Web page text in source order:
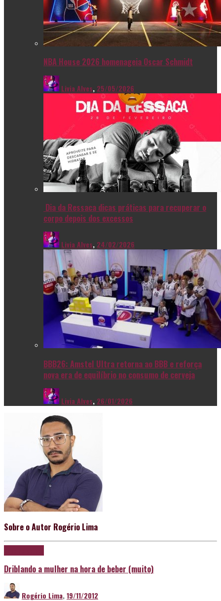
NBA House 2026 homenageia Oscar Schmidt
Livia Alves, 25/05/2026
Dia da Ressaca dicas práticas para recuperar o
corpo depois dos excessos
Livia Alves, 24/02/2026
BBB26: Amstel Ultra retorna ao BBB e reforça
nova era de equilíbrio no consumo de cerveja
Livia Alves, 26/01/2026
Sobre o Autor Rogério Lima
Driblando a mulher na hora de beber (muito)
Rogério Lima,19/11/2012